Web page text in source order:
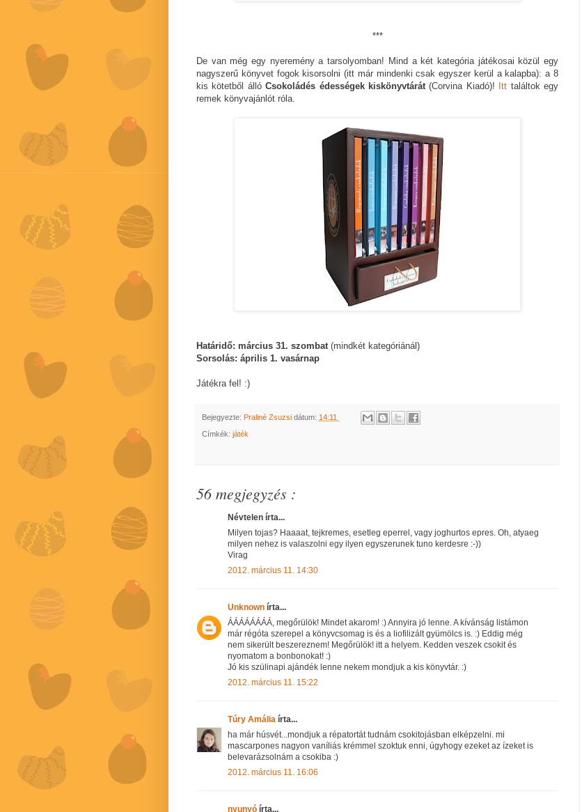
***
De van még egy nyeremény a tarsolyomban! Mind a két kategória játékosai közül egy
nagyszerű könyvet fogok kisorsolni (itt már mindenki csak egyszer kerül a kalapba): a 8
kis kötetből állóCsokoládés édességek kiskönyvtárát(Corvina Kiadó)! Itt találtok egy
remek könyvajánlót róla.
Határidő: március 31. szombat(mindkét kategóriánál)
Sorsolás: április 1. vasárnap
Játékra fel! :)
Bejegyezte: Praliné Zsuzsi dátum: 14:11
Címkék: játék
56 megjegyzés :
Névtelen írta...
Milyen tojas? Haaaat, tejkremes, esetleg eperrel, vagy joghurtos epres. Oh, atyaeg
milyen nehez is valaszolni egy ilyen egyszerunek tuno kerdesre :-))
Virag
2012. március 11. 14:30
Unknown írta...
ÁÁÁÁÁÁÁÁ, megőrülök! Mindet akarom! :) Annyira jó lenne. A kívánság listámon
már régóta szerepel a könyvcsomag is és a liofilizált gyümölcs is. :) Eddig még
nem sikerült beszereznem! Megőrülök! itt a helyem. Kedden veszek csokit és
nyomatom a bonbonokat! :)
Jó kis szülinapi ajándék lenne nekem mondjuk a kis könyvtár. :)
2012. március 11. 15:22
Túry Amália írta...
ha már húsvét...mondjuk a répatortát tudnám csokitojásban elképzelni. mi
mascarpones nagyon vaníliás krémmel szoktuk enni, úgyhogy ezeket az ízeket is
belevarázsolnám a csokiba :)
2012. március 11. 16:06
nyunyó írta...